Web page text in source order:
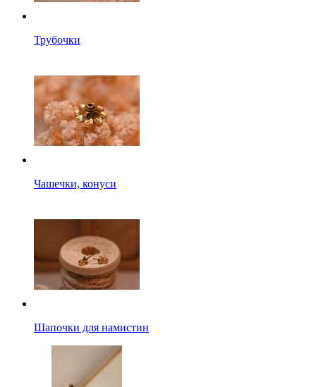
Трубочки
Чашечки, конуси
Шапочки для намистин